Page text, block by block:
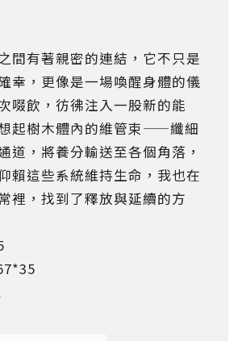
間有著親密的連結，它不只是
幸，更像是一場喚醒身體的儀
啜飲，彷彿注入一股新的能
起樹木體內的維管束——纖細
道，將養分輸送至各個角落，
賴這些系統維持生命，我也在
裡，找到了釋放與延續的方